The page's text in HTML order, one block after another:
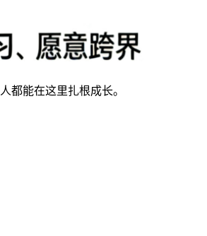
都能在这里扎根成长。